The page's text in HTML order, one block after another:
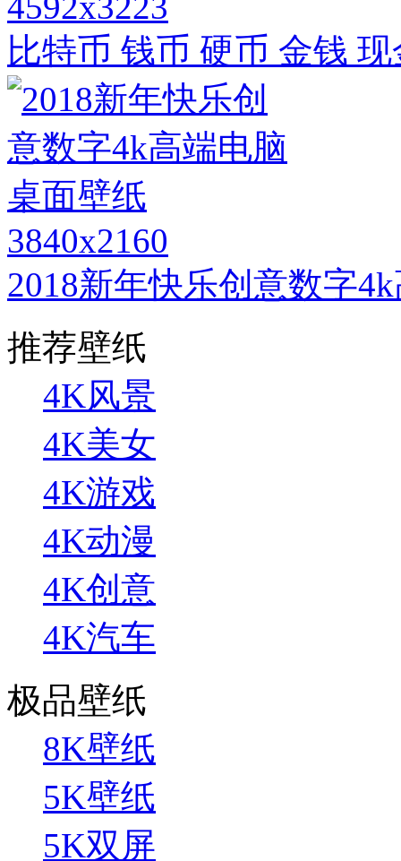
比特币 钱币 硬币 金钱
3840x2160
2018新年快乐创意数字
推荐壁纸
4K风景
4K美女
4K游戏
4K动漫
4K创意
4K汽车
极品壁纸
8K壁纸
5K壁纸
5K双屏